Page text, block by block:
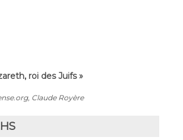
roi des Juifs »
Claude Royère